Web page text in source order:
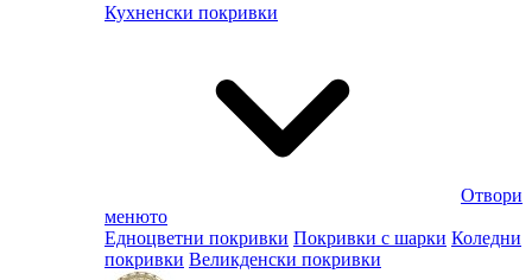
Кухненски покривки
Отвори
менюто
Едноцветни покривки Покривки с шарки Коледни
покривки Великденски покривки